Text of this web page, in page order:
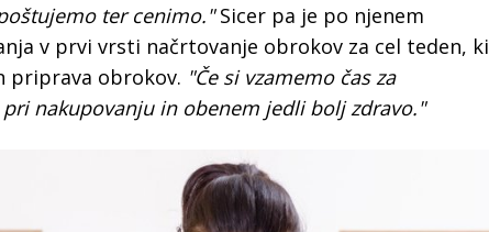
ter cenimo."Sicer pa je po njenem
v prvi vrsti načrtovanje obrokov za cel teden, ki
priprava obrokov. "Če si vzamemo čas za
nakupovanju in obenem jedli bolj zdravo."